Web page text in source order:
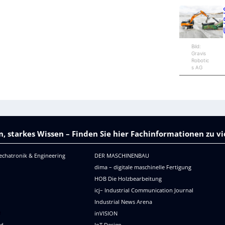
Bild:
Gravis
Robotic
s AG
starkes Wissen – Finden Sie hier Fachinformationen zu
& Engineering
DER MASCHINENBAU
dima – digitale maschinelle Fertigung
HOB Die Holzbearbeitung
icj– Industrial Communication Journal
Industrial News Arena
inVISION